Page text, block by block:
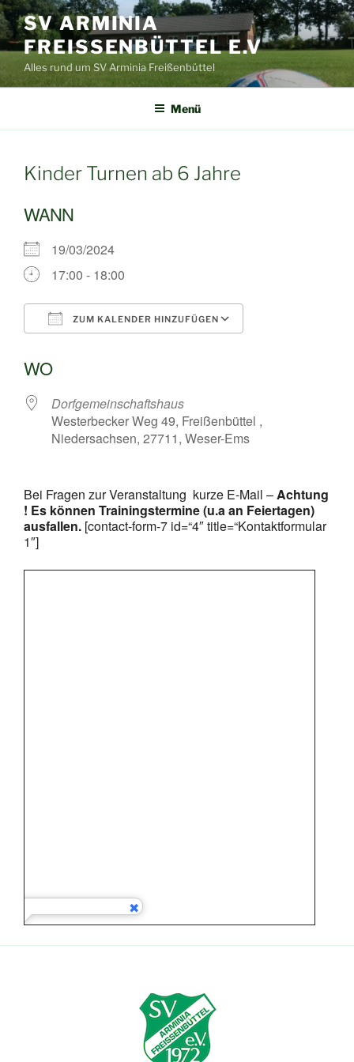
Zum
Inhalt
springen
SV ARMINIA
FREISSENBÜTTEL E.V
Alles rund um SV Arminia Freißenbüttel
Menü
Kinder Turnen ab 6 Jahre
WANN
19/03/2024
17:00 - 18:00
ZUM KALENDER HINZUFÜGEN
WO
Dorfgemeinschaftshaus
Westerbecker Weg 49, Freißenbüttel ,
Niedersachsen, 27711, Weser-Ems
Bei Fragen zur Veranstaltung kurze E-Mail – Achtung
! Es können Trainingstermine (u.a an Feiertagen)
ausfallen. [contact-form-7 id=“4″ title=“Kontaktformular
1″]